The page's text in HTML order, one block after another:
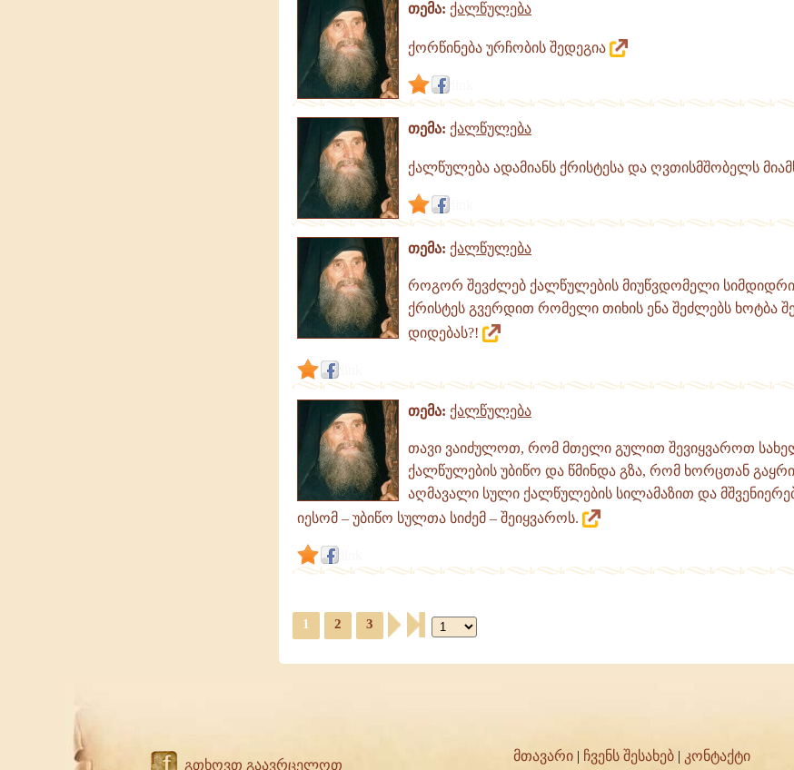
თემა: ქალწულება
ქორწინება ურჩობის შედეგია
თემა: ქალწულება
ქალწულება ადამიანს ქრისტესა და ღვთისმშობელს
თემა: ქალწულება
როგორ შევძლებ ქალწულების მიუწვდომელი
ქრისტეს გვერდით რომელი თიხის ენა შეძლებს ხოტბა
დიდებას?!
თემა: ქალწულება
თავი ვაიძულოთ, რომ მთელი გულით შევიყვაროთ
ქალწულების უბიწო და წმინდა გზა, რომ ხორცთან
აღმავალი სული ქალწულების სილამაზით და
იესომ – უბიწო სულთა სიძემ – შეიყვაროს.
1 2 3
f გთხოვთ გაავრცელოთ
მთავარი | ჩვენს შესახებ | კონტაქტი